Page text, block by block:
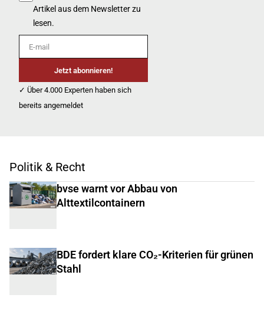
Artikel aus dem Newsletter zu
lesen.
E-mail
Jetzt abonnieren!
✓ Über 4.000 Experten haben sich
bereits angemeldet
Politik & Recht
bvse warnt vor Abbau von
Alttextilcontainern
BDE fordert klare CO₂-Kriterien für grünen
Stahl